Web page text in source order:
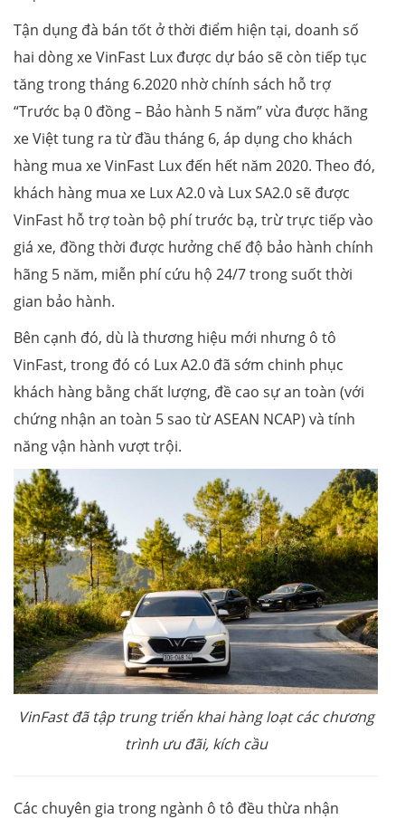
Tận dụng đà bán tốt ở thời điểm hiện tại, doanh số
hai dòng xe VinFast Lux được dự báo sẽ còn tiếp tục
tăng trong tháng 6.2020 nhờ chính sách hỗ trợ
“Trước bạ 0 đồng – Bảo hành 5 năm” vừa được hãng
xe Việt tung ra từ đầu tháng 6, áp dụng cho khách
hàng mua xe VinFast Lux đến hết năm 2020. Theo đó,
khách hàng mua xe Lux A2.0 và Lux SA2.0 sẽ được
VinFast hỗ trợ toàn bộ phí trước bạ, trừ trực tiếp vào
giá xe, đồng thời được hưởng chế độ bảo hành chính
hãng 5 năm, miễn phí cứu hộ 24/7 trong suốt thời
gian bảo hành.
Bên cạnh đó, dù là thương hiệu mới nhưng ô tô
VinFast, trong đó có Lux A2.0 đã sớm chinh phục
khách hàng bằng chất lượng, đề cao sự an toàn (với
chứng nhận an toàn 5 sao từ ASEAN NCAP) và tính
năng vận hành vượt trội.
VinFastđã tập trungtriển khai hàng loạt các chương
trình ưu đãi,kích cầu
Các chuyên gia trong ngành ô tô đều thừa nhận